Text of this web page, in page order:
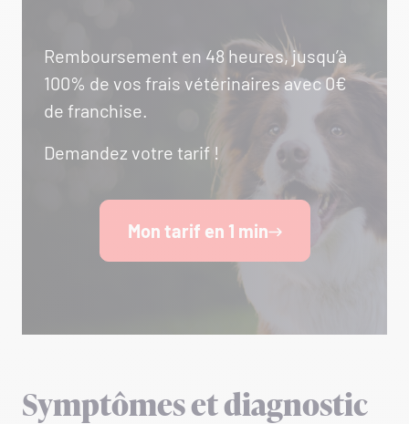
Remboursement en 48 heures, jusqu’à
100% de vos frais vétérinaires avec 0€
de franchise.
Demandez votre tarif !
Mon tarif en 1 min
Symptômes et diagnostic